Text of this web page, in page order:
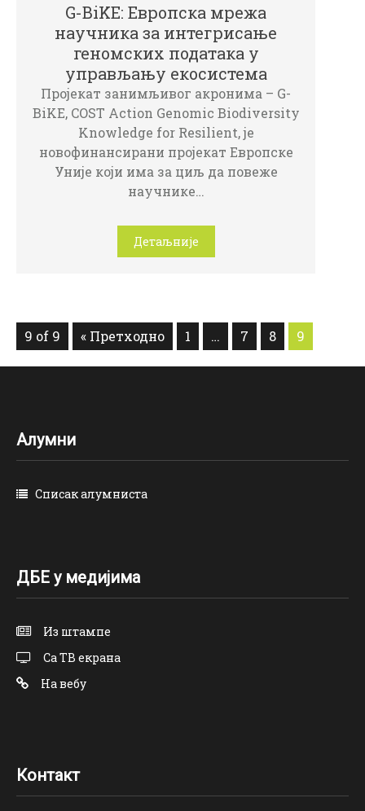
G-BiKE: Европска мрежа
научника за интегрисање
геномских података у
управљању екосистема
Пројекат занимљивог акронима – G-
BiKE, COST Action Genomic Biodiversity
Knowledge for Resilient, је
новофинансирани пројекат Европске
Уније који има за циљ да повеже
научнике…
Детаљније
9 of 9 « Претходно 1 … 7 8 9
Алумни
Списак алумниста
ДБЕ у медијима
Из штампе
Са ТВ екрана
На вебу
Контакт